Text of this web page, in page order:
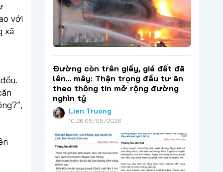
với
xã
Đường còn trên giấy, giá đất đã
lên… mây: Thận trọng đầu tư ăn
theo thông tin mở rộng đường
nghìn tỷ
Lien Truong
10:26 05/05/2026